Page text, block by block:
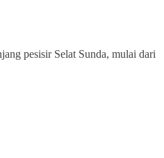
pesisir Selat Sunda, mulai dari